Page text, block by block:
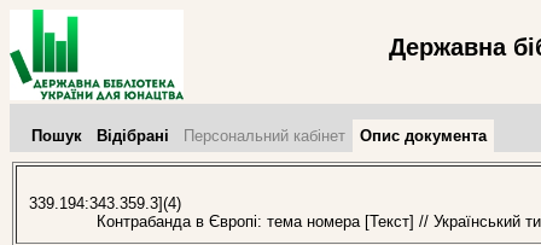
Державна
Пошук Відібрані Персональний кабінет Опис документа
339.194:343.359.3](4)
Контрабанда в Європі: тема номера [Текст] //